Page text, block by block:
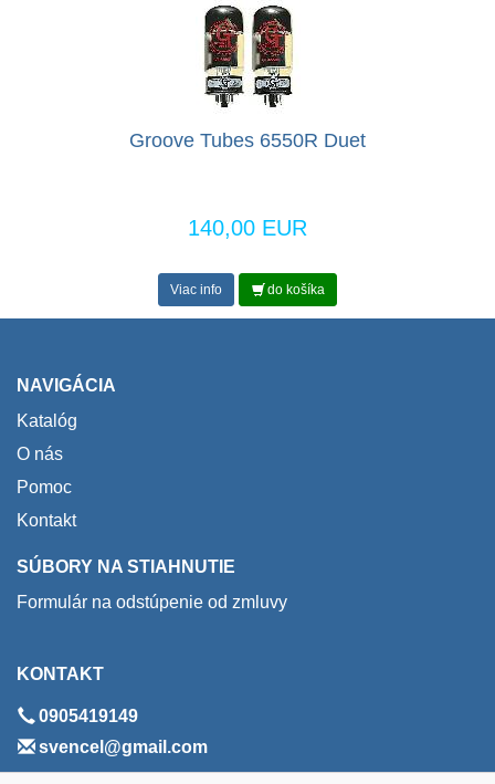
Groove Tubes 6550R Duet
140,00 EUR
Viac info do košíka
NAVIGÁCIA
Katalóg
O nás
Pomoc
Kontakt
SÚBORY NA STIAHNUTIE
Formulár na odstúpenie od zmluvy
KONTAKT
0905419149
svencel@gmail.com